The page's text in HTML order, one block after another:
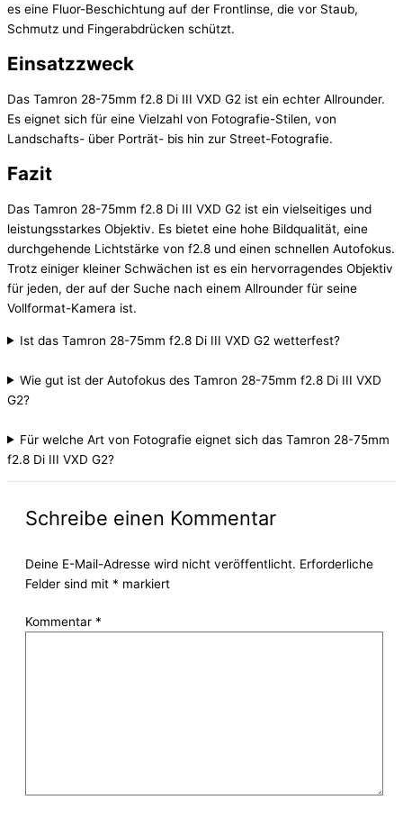
es eine Fluor-Beschichtung auf der Frontlinse, die vor Staub,
Schmutz und Fingerabdrücken schützt.
Einsatzzweck
Das Tamron 28-75mm f2.8 Di III VXD G2 ist ein echter Allrounder.
Es eignet sich für eine Vielzahl von Fotografie-Stilen, von
Landschafts- über Porträt- bis hin zur Street-Fotografie.
Fazit
Das Tamron 28-75mm f2.8 Di III VXD G2 ist ein vielseitiges und
leistungsstarkes Objektiv. Es bietet eine hohe Bildqualität, eine
durchgehende Lichtstärke von f2.8 und einen schnellen Autofokus.
Trotz einiger kleiner Schwächen ist es ein hervorragendes Objektiv
für jeden, der auf der Suche nach einem Allrounder für seine
Vollformat-Kamera ist.
Ist das Tamron 28-75mm f2.8 Di III VXD G2 wetterfest?
Wie gut ist der Autofokus des Tamron 28-75mm f2.8 Di III VXD
G2?
Für welche Art von Fotografie eignet sich das Tamron 28-75mm
f2.8 Di III VXD G2?
Schreibe einen Kommentar
Deine E-Mail-Adresse wird nicht veröffentlicht. Erforderliche
Felder sind mit * markiert
Kommentar *